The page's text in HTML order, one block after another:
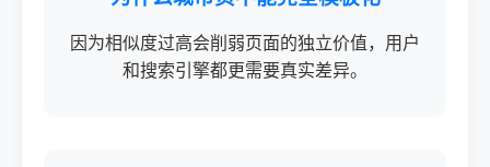
因为相似度过高会削弱页面的独立价值，用户
和搜索引擎都更需要真实差异。